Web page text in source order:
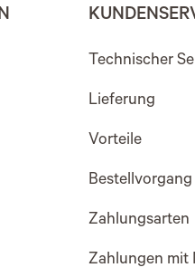
Technischer
Lieferung
Vorteile
Bestellvorgang
Zahlungsarten
Zahlungen mit